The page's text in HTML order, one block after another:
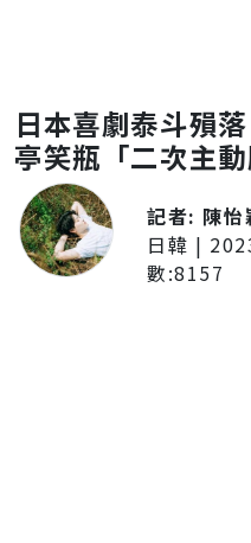
日本喜劇泰斗殞
亭笑瓶「二次主
記者: 陳怡
日韓 |
數:8157